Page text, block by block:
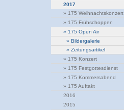
2017
» 175 Weihnachtskonzert
» 175 Frühschoppen
» 175 Open Air
» Bildergalerie
» Zeitungsartikel
» 175 Konzert
» 175 Festgottesdienst
» 175 Kommersabend
» 175 Auftakt
2016
2015